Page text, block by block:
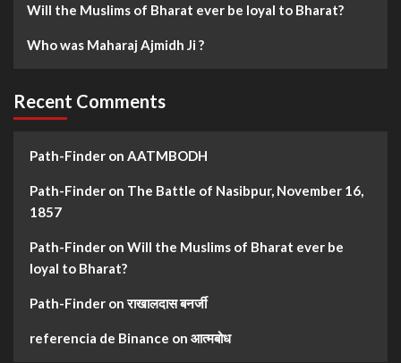
Will the Muslims of Bharat ever be loyal to Bharat?
Who was Maharaj Ajmidh Ji ?
Recent Comments
Path-Finder on AATMBODH
Path-Finder on The Battle of Nasibpur, November 16,
1857
Path-Finder on Will the Muslims of Bharat ever be
loyal to Bharat?
Path-Finder onराखालदास बनर्जी
referencia de Binance on आत्मबोध